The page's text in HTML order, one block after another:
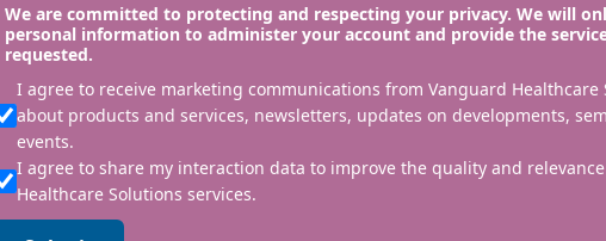
We are committed to protecting and respecting your privacy. We will
personal information to administer your account and provide the
requested.
I agree to receive marketing communications from Vanguard Healthcare
about products and services, newsletters, updates on developments,
events.
I agree to share my interaction data to improve the quality and
Healthcare Solutions services.